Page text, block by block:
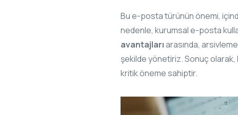
Bu e-posta türünün önemi,
nedenle, kurumsal e-posta
avantajlarıarasında,
şekilde yönetiriz. Sonuç
kritik öneme sahiptir.